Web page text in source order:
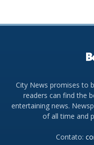
City News promises to
readers can find the
entertaining news.
of all time and
Contato: